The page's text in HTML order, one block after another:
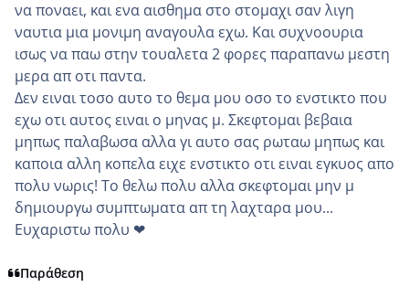
να ποναει, και ενα αισθημα στο στομαχι σαν λιγη
ναυτια μια μονιμη αναγουλα εχω. Και συχνοουρια
ισως να παω στην τουαλετα 2 φορες παραπανω μεστη
μερα απ οτι παντα.
Δεν ειναι τοσο αυτο το θεμα μου οσο το ενστικτο που
εχω οτι αυτος ειναι ο μηνας μ. Σκεφτομαι βεβαια
μηπως παλαβωσα αλλα γι αυτο σας ρωταω μηπως και
καποια αλλη κοπελα ειχε ενστικτο οτι ειναι εγκυος απο
πολυ νωρις! Το θελω πολυ αλλα σκεφτομαι μην μ
δημιουργω συμπτωματα απ τη λαχταρα μου...
Ευχαριστω πολυ ❤
Παράθεση